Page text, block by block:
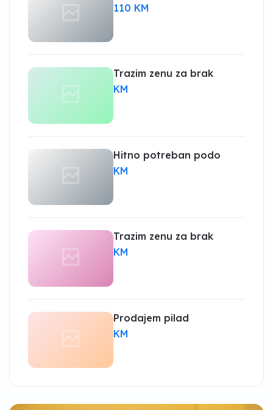
110 KM
Trazim zenu za brak
KM
Hitno potreban podo
KM
Trazim zenu za brak
KM
Prodajem pilad
KM